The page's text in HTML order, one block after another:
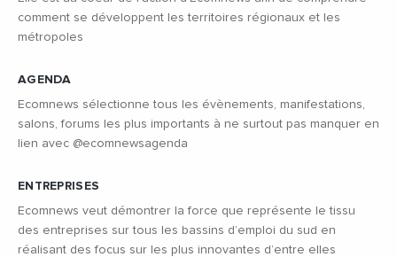
comment se développent les territoires régionaux et les
métropoles
AGENDA
Ecomnews sélectionne tous les évènements, manifestations,
salons, forums les plus importants à ne surtout pas manquer en
lien avec @ecomnewsagenda
ENTREPRISES
Ecomnews veut démontrer la force que représente le tissu
des entreprises sur tous les bassins d’emploi du sud en
réalisant des focus sur les plus innovantes d’entre elles